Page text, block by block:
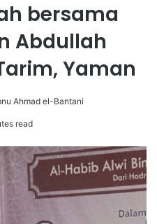
bersama
Abdullah
Yaman
Ahmad el-Bantani
read